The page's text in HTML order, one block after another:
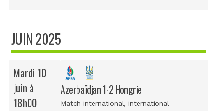
JUIN 2025
Mardi 10
juin à
18h00
Azerbaïdjan 1-2 Hongrie
Match international, international